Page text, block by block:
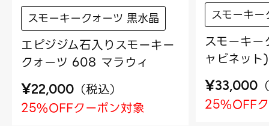
スモーキークォーツ 黒水晶
エピジジム石入りスモーキー
クォーツ 608 マラウィ
¥22,000 （税込）
25%OFFクーポン対象
スモーキ
スモーキ
ャビネッ
¥33,000 （
25%OFF